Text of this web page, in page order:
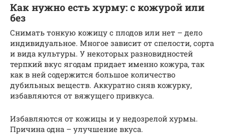
Как нужно есть хурму: с кожурой или
без
Снимать тонкую кожицу с плодов или нет – дело
индивидуальное. Многое зависит от спелости, сорта
и вида культуры. У некоторых разновидностей
терпкий вкус ягодам придает именно кожура, так
как в ней содержится большое количество
дубильных веществ. Аккуратно сняв кожурку,
избавляются от вяжущего привкуса.
Избавляются от кожицы и у недозрелой хурмы.
Причина одна – улучшение вкуса.